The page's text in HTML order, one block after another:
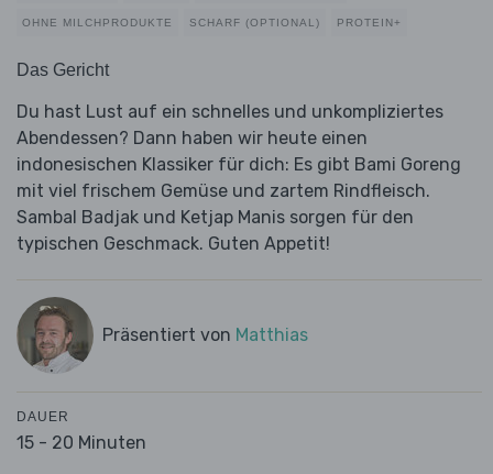
OHNE MILCHPRODUKTE SCHARF (OPTIONAL) PROTEIN+
Das Gericht
Du hast Lust auf ein schnelles und unkompliziertes
Abendessen? Dann haben wir heute einen
indonesischen Klassiker für dich: Es gibt Bami Goreng
mit viel frischem Gemüse und zartem Rindfleisch.
Sambal Badjak und Ketjap Manis sorgen für den
typischen Geschmack. Guten Appetit!
Präsentiert von Matthias
DAUER
15 - 20 Minuten